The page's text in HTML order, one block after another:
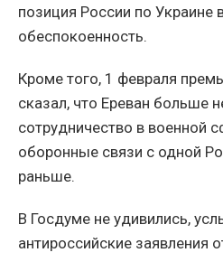
позиция России по Украине
обеспокоенность.
Кроме того, 1 февраля
сказал, что Ереван больше
сотрудничество в военной
оборонные связи с одной
раньше.
В Госдуме не удивились,
антироссийские заявления